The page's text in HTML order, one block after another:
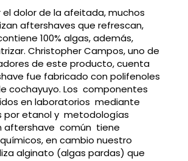
el dolor de la afeitada, muchos
aftershaves que refrescan,
100% algas, además,
Christopher Campos, uno de
de este producto, cuenta
fue fabricado con polifenoles
cochayuyo. Los componentes
en laboratorios mediante
por etanol y metodologías
aftershave común tiene
en cambio nuestro
alginato (algas pardas) que